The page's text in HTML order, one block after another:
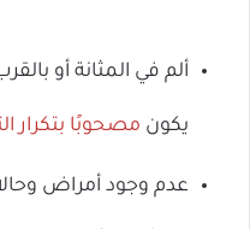
ألم في المثانة أو
يكون مصحوبًا بتكرار
عدم وجود أمراض